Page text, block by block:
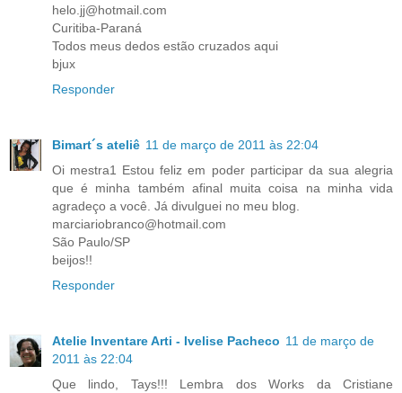
helo.jj@hotmail.com
Curitiba-Paraná
Todos meus dedos estão cruzados aqui
bjux
Responder
Bimart´s ateliê 11 de março de 2011 às 22:04
Oi mestra1 Estou feliz em poder participar da sua alegria
que é minha também afinal muita coisa na minha vida
agradeço a você. Já divulguei no meu blog.
marciariobranco@hotmail.com
São Paulo/SP
beijos!!
Responder
Atelie Inventare Arti - Ivelise Pacheco 11 de março de
2011 às 22:04
Que lindo, Tays!!! Lembra dos Works da Cristiane